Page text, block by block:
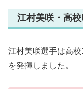
江村美咲・高
江村美咲選手は高
を発揮しました。